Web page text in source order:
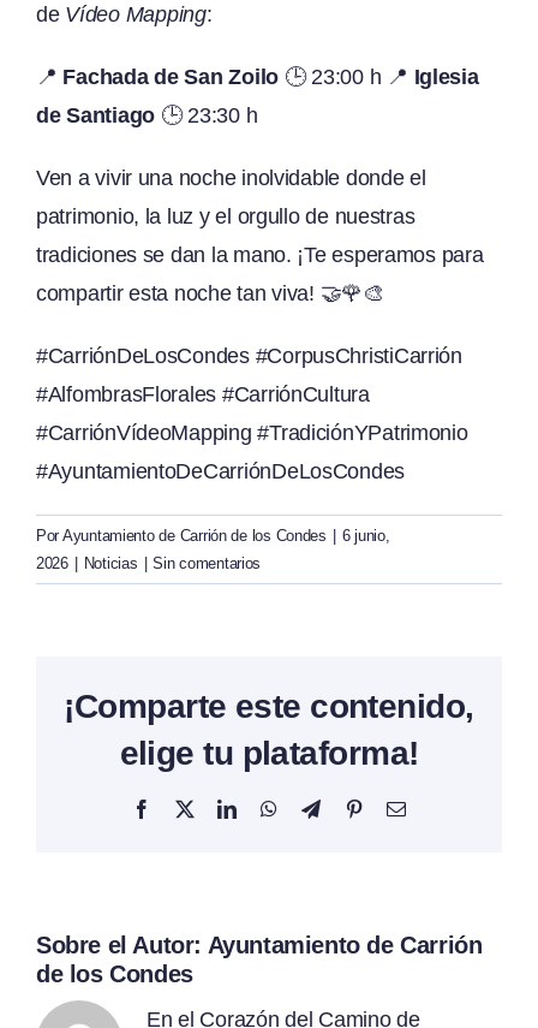
de Vídeo Mapping:
📍 Fachada de San Zoilo 🕒 23:00 h 📍 Iglesia
de Santiago 🕒 23:30 h
Ven a vivir una noche inolvidable donde el
patrimonio, la luz y el orgullo de nuestras
tradiciones se dan la mano. ¡Te esperamos para
compartir esta noche tan viva! 🤝🌹🎨
#CarriónDeLosCondes #CorpusChristiCarrión
#AlfombrasFlorales #CarriónCultura
#CarriónVídeoMapping #TradiciónYPatrimonio
#AyuntamientoDeCarriónDeLosCondes
Por Ayuntamiento de Carrión de los Condes
6 junio,
2026
Noticias Sin comentarios
¡Comparte este contenido,
elige tu plataforma!
Facebook
X LinkedInWhatsAppTelegramPinterestCorreo
Sobre el Autor: Ayuntamiento de Carrión
de los Condes
En el Corazón del Camino de